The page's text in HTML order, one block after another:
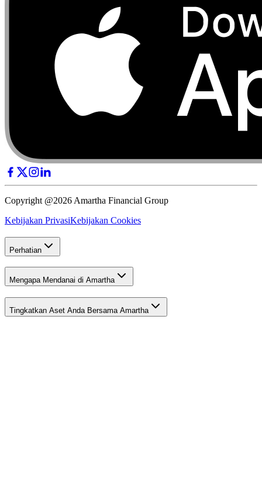
Copyright @2026 Amartha Financial Group
Kebijakan PrivasiKebijakan Cookies
Perhatian
Mengapa Mendanai di Amartha
Tingkatkan Aset Anda Bersama Amartha